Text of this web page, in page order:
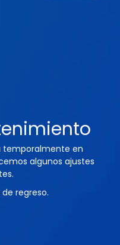
temporalmente en
algunos ajustes
regreso.